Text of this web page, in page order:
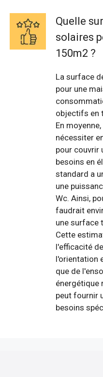
Quelle
solaires
150m2 ?
La surface
pour une
objectifs en
En
nécessiter
pour couvrir
besoins en
standard a
une
Wc. Ainsi,
faudrait
une surface
Cette
l'efficacité
l'orientation
que de
énergétique
peut fournir
besoins